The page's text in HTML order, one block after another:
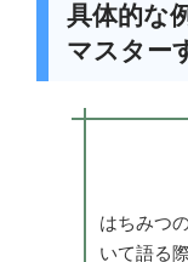
具体的な
マスター
はちみつ
いて語る